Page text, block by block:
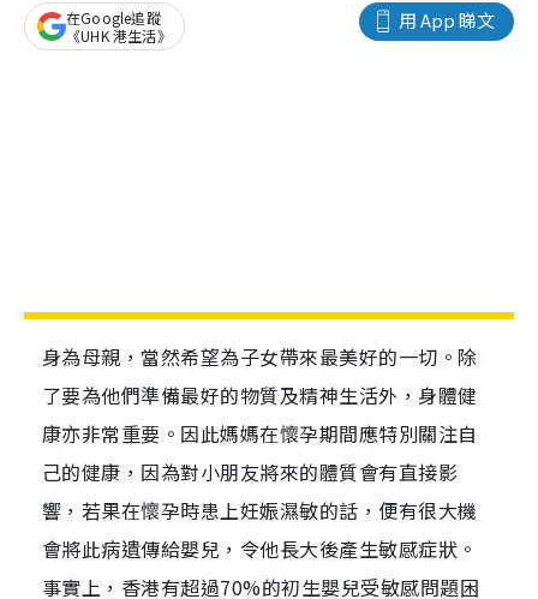
用 App 睇文
在Google追蹤
《UHK 港生活》
身為母親，當然希望為子女帶來最美好的一切。除
了要為他們準備最好的物質及精神生活外，身體健
康亦非常重要。因此媽媽在懷孕期間應特別關注自
己的健康，因為對小朋友將來的體質會有直接影
響，若果在懷孕時患上妊娠濕敏的話，便有很大機
會將此病遺傳給嬰兒，令他長大後產生敏感症狀。
事實上，香港有超過70%的初生嬰兒受敏感問題困